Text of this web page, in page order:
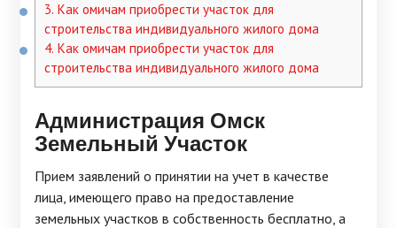
3. Как омичам приобрести участок для
строительства индивидуального жилого дома
4. Как омичам приобрести участок для
строительства индивидуального жилого дома
Администрация Омск
Земельный Участок
Прием заявлений о принятии на учет в качестве
лица, имеющего право на предоставление
земельных участков в собственность бесплатно, а